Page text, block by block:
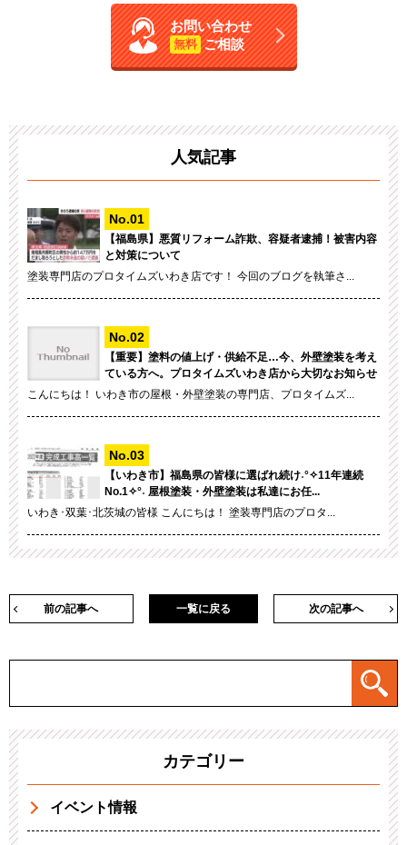
お問い合わせ
無料 ご相談
人気記事
【福島県】悪質リフォーム詐欺、容疑者逮捕！被害内容
と対策について
塗装専門店のプロタイムズいわき店です！ 今回のブログを執筆さ...
【重要】塗料の値上げ・供給不足…今、外壁塗装を考え
ている方へ。プロタイムズいわき店から大切なお知らせ
こんにちは！ いわき市の屋根・外壁塗装の専門店、プロタイムズ...
【いわき市】福島県の皆様に選ばれ続け˖°✧11年連続
No.1✧°˖ 屋根塗装・外壁塗装は私達にお任...
いわき･双葉･北茨城の皆様 こんにちは！ 塗装専門店のプロタ...
前の記事へ 次の記事へ
一覧に戻る
カテゴリー
イベント情報